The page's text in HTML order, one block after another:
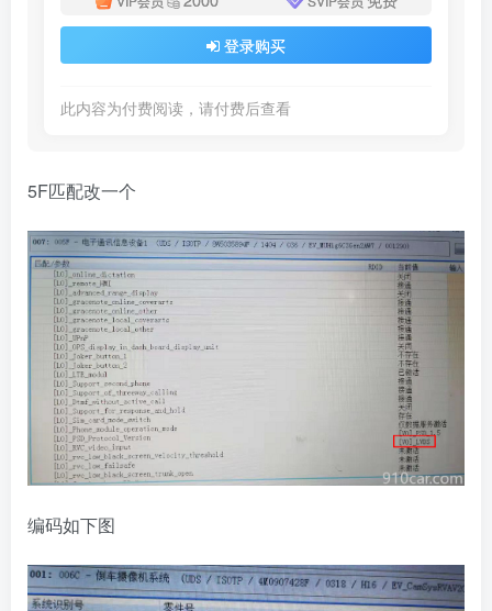
登录购买
此内容为付费阅读，请付费后查看
5F匹配改一个
编码如下图